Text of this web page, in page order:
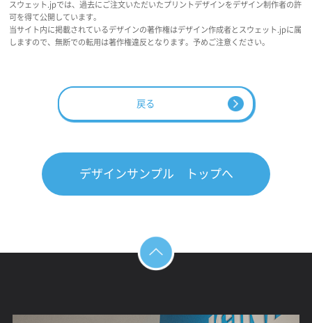
スウェット.jpでは、過去にご注文いただいたプリントデザインをデザイン制作者の許
可を得て公開しています。
当サイト内に掲載されているデザインの著作権はデザイン作成者とスウェット.jpに属
しますので、無断での転用は著作権違反となります。予めご注意ください。
戻る
デザインサンプル トップへ